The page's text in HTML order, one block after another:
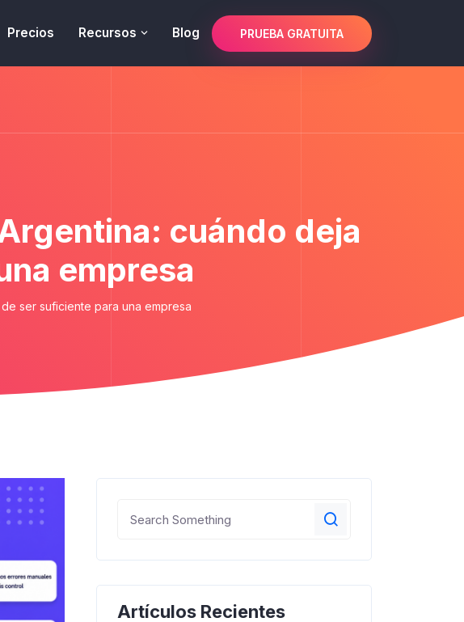
Precios Recursos Blog PRUEBA GRATUITA
cuándo deja
empresa
ser suficiente para una empresa
Artículos Recientes